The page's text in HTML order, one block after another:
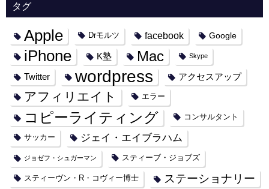
タグ
Apple Drモルツ facebook Google
iPhone K塾 Mac Skype
Twitter wordpress アクセスアップ
アフィリエイト エラー
コピーライティング コンサルタント
サッカー ジェイ・エイブラハム
ジョゼフ・シュガーマン スティーブ・ジョブズ
スティーヴン・R・コヴィー博士 ステーショナリー